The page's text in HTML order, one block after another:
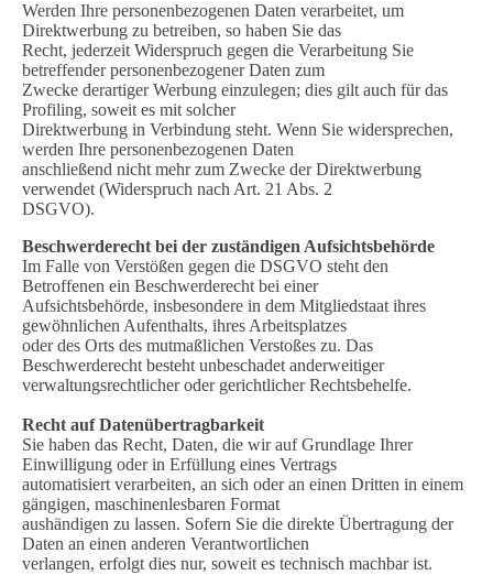
Werden Ihre personenbezogenen Daten verarbeitet, um
Direktwerbung zu betreiben, so haben Sie das
Recht, jederzeit Widerspruch gegen die Verarbeitung Sie
betreffender personenbezogener Daten zum
Zwecke derartiger Werbung einzulegen; dies gilt auch für das
Profiling, soweit es mit solcher
Direktwerbung in Verbindung steht. Wenn Sie widersprechen,
werden Ihre personenbezogenen Daten
anschließend nicht mehr zum Zwecke der Direktwerbung
verwendet (Widerspruch nach Art. 21 Abs. 2
DSGVO).
Beschwerderecht bei der zuständigen Aufsichtsbehörde
Im Falle von Verstößen gegen die DSGVO steht den
Betroffenen ein Beschwerderecht bei einer
Aufsichtsbehörde, insbesondere in dem Mitgliedstaat ihres
gewöhnlichen Aufenthalts, ihres Arbeitsplatzes
oder des Orts des mutmaßlichen Verstoßes zu. Das
Beschwerderecht besteht unbeschadet anderweitiger
verwaltungsrechtlicher oder gerichtlicher Rechtsbehelfe.
Recht auf Datenübertragbarkeit
Sie haben das Recht, Daten, die wir auf Grundlage Ihrer
Einwilligung oder in Erfüllung eines Vertrags
automatisiert verarbeiten, an sich oder an einen Dritten in einem
gängigen, maschinenlesbaren Format
aushändigen zu lassen. Sofern Sie die direkte Übertragung der
Daten an einen anderen Verantwortlichen
verlangen, erfolgt dies nur, soweit es technisch machbar ist.